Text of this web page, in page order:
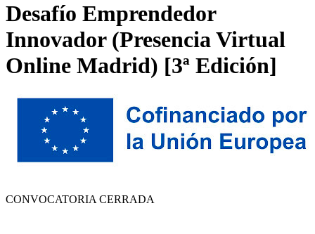
Desafío Emprendedor
Innovador (Presencia Virtual
Online Madrid) [3ª Edición]
CONVOCATORIA CERRADA